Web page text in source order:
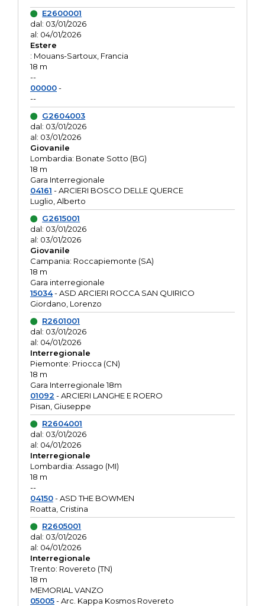
E2600001
dal: 03/01/2026
al: 04/01/2026
Estere
: Mouans-Sartoux, Francia
18 m
--
00000-
--
G2604003
dal: 03/01/2026
al: 03/01/2026
Giovanile
Lombardia: Bonate Sotto (BG)
18 m
Gara Interregionale
04161 - ARCIERI BOSCO DELLE QUERCE
Luglio, Alberto
G2615001
dal: 03/01/2026
al: 03/01/2026
Giovanile
Campania: Roccapiemonte (SA)
18 m
Gara interregionale
15034- ASD ARCIERI ROCCA SAN QUIRICO
Giordano, Lorenzo
R2601001
dal: 03/01/2026
al: 04/01/2026
Interregionale
Piemonte: Priocca (CN)
18 m
Gara Interregionale 18m
01092 - ARCIERI LANGHE E ROERO
Pisan, Giuseppe
R2604001
dal: 03/01/2026
al: 04/01/2026
Interregionale
Lombardia: Assago (MI)
18 m
--
04150- ASD THE BOWMEN
Roatta, Cristina
R2605001
dal: 03/01/2026
al: 04/01/2026
Interregionale
Trento: Rovereto (TN)
18 m
MEMORIAL VANZO
05005- Arc. Kappa Kosmos Rovereto